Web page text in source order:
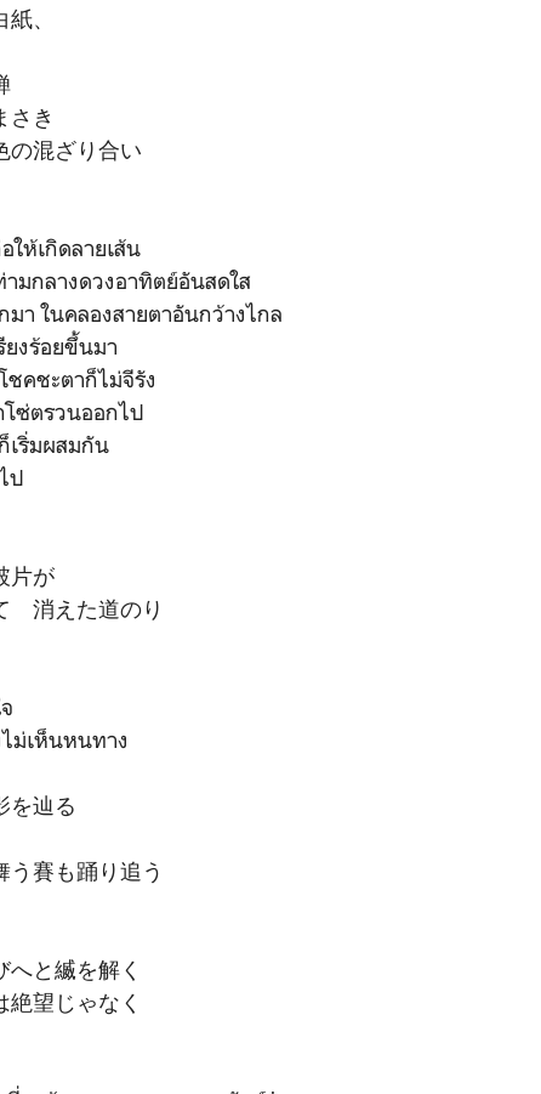
、
さき
の混ざり合い
ห้เกิดลายเส้น
มกลางดวงอาทิตย์อันสดใส
า ในคลองสายตาอันกว้างไกล
ยงร้อยขึ้นมา
ชคชะตาก็ไม่จีรัง
โซ่ตรวนออกไป
เริ่มผสมกัน
ป
片が
消えた道のり
ม่เห็นหนทาง
辿る
う賽も踊り追う
と縅を解く
望じゃなく